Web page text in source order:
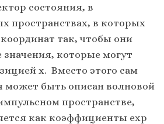
состояния, в
пространствах, в которых
так, чтобы они
значения, которые могут
x. Вместо этого сам
может быть описан волновой
пространстве,
как коэффициенты exp